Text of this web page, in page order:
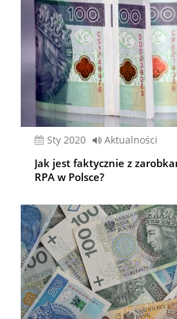
sty 2020 Aktualności
Jak jest faktycznie z
RPA w Polsce?